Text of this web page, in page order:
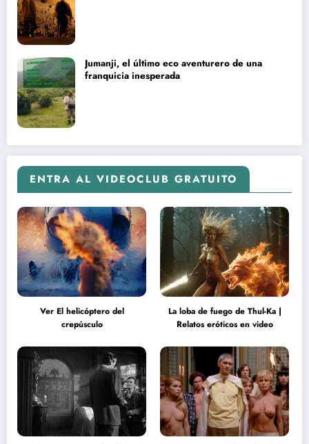
Jumanji, el último eco aventurero de una
franquicia inesperada
ENTRA AL VIDEOCLUB GRATUITO
Ver El helicóptero del
crepúsculo
La loba de fuego de Thul-Ka |
Relatos eróticos en video